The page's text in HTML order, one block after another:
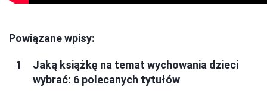
Powiązane wpisy:
Jaką książkę na temat wychowania dzieci
wybrać: 6 polecanych tytułów